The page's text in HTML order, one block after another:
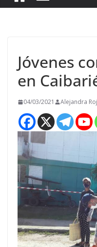
Jóvenes
en
04/03/2021 Alejandra